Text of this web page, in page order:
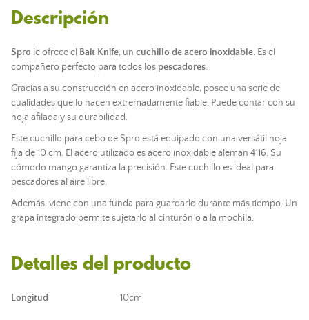
Descripción
Spro le ofrece el Bait Knife, un cuchillo deacero inoxidable. Es el
compañero perfecto para todos los pescadores.
Gracias a su construcción en acero inoxidable, posee una serie de
cualidades que lo hacen extremadamente fiable. Puede contar con su
hoja afilada y su durabilidad.
Este cuchillo para cebo de Spro está equipado con una versátil hoja
fija de 10 cm. El acero utilizado es acero inoxidable alemán 4116. Su
cómodo mango garantiza la precisión. Este cuchillo es ideal para
pescadores al aire libre.
Además, viene con una funda para guardarlo durante más tiempo. Un
grapa integrado permite sujetarlo al cinturón o a la mochila.
Detalles del producto
Longitud 10cm